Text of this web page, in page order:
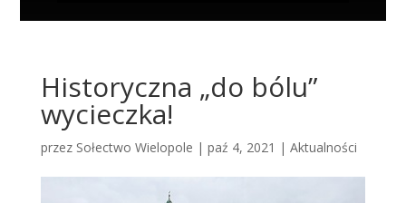
Historyczna „do bólu”
wycieczka!
przez Sołectwo Wielopole | paź 4, 2021 | Aktualności